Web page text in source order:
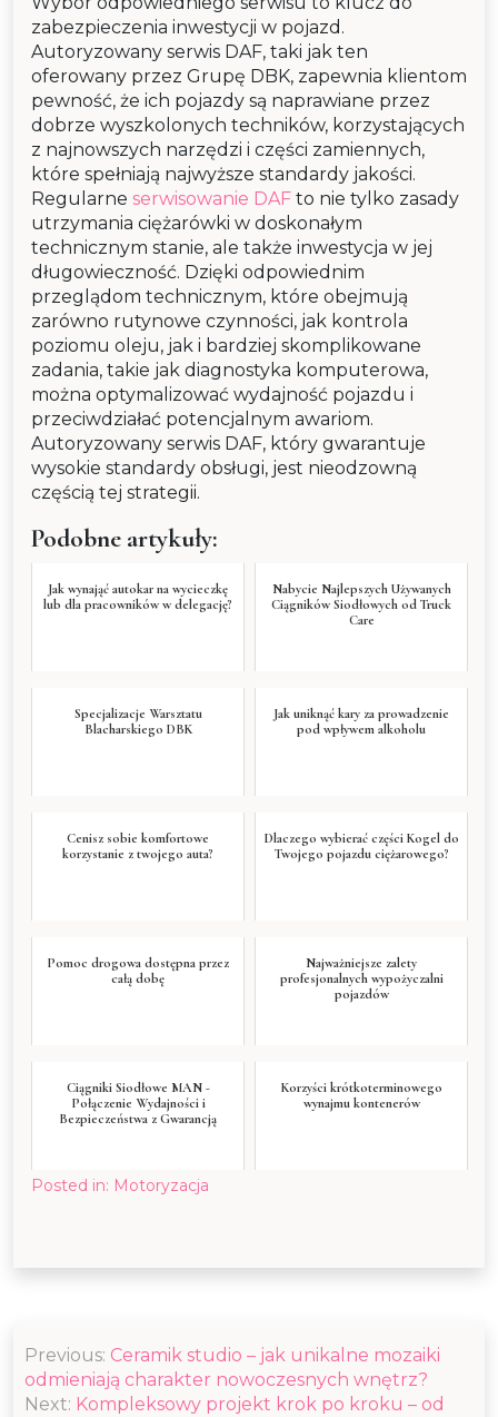
zabezpieczenia inwestycji w pojazd.
Autoryzowany serwis DAF, taki jak ten
oferowany przez Grupę DBK, zapewnia klientom
pewność, że ich pojazdy są naprawiane przez
dobrze wyszkolonych techników, korzystających
z najnowszych narzędzi i części zamiennych,
które spełniają najwyższe standardy jakości.
Regularne serwisowanie DAF to nie tylko zasady
utrzymania ciężarówki w doskonałym
technicznym stanie, ale także inwestycja w jej
długowieczność. Dzięki odpowiednim
przeglądom technicznym, które obejmują
zarówno rutynowe czynności, jak kontrola
poziomu oleju, jak i bardziej skomplikowane
zadania, takie jak diagnostyka komputerowa,
można optymalizować wydajność pojazdu i
przeciwdziałać potencjalnym awariom.
Autoryzowany serwis DAF, który gwarantuje
wysokie standardy obsługi, jest nieodzowną
częścią tej strategii.
Podobne artykuły:
Jak wynająć autokar na wycieczkę
lub dla pracowników w delegację?
Nabycie Najlepszych Używanych
Ciągników Siodłowych od Truck
Care
Specjalizacje Warsztatu
Blacharskiego DBK
Jak uniknąć kary za prowadzenie
pod wpływem alkoholu
Cenisz sobie komfortowe
korzystanie z twojego auta?
Dlaczego wybierać części Kogel do
Twojego pojazdu ciężarowego?
Pomoc drogowa dostępna przez
całą dobę
Najważniejsze zalety
profesjonalnych wypożyczalni
pojazdów
Ciągniki Siodłowe MAN -
Połączenie Wydajności i
Bezpieczeństwa z Gwarancją
Korzyści krótkoterminowego
wynajmu kontenerów
Posted in: Motoryzacja
Nawigacja
wpisu
Previous: Ceramik studio – jak unikalne mozaiki
odmieniają charakter nowoczesnych wnętrz?
Next: Kompleksowy projekt krok po kroku – od